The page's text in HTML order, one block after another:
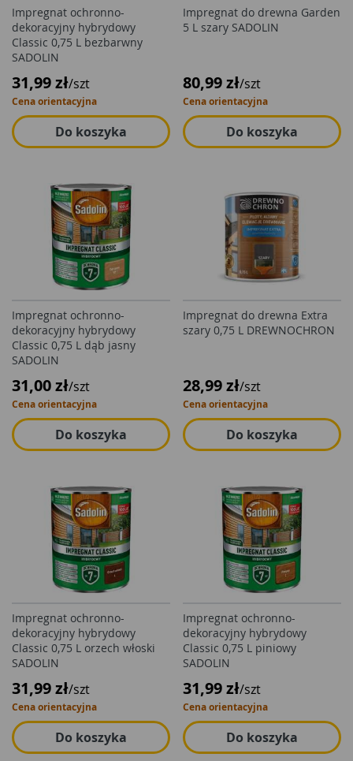
Impregnat ochronno-
dekoracyjny hybrydowy
Classic 0,75 L bezbarwny
SADOLIN
31,99 zł/szt
Cena orientacyjna
Do koszyka
Impregnat do drewna Garden
5 L szary SADOLIN
80,99 zł/szt
Cena orientacyjna
Do koszyka
Impregnat ochronno-
dekoracyjny hybrydowy
Classic 0,75 L dąb jasny
SADOLIN
31,00 zł/szt
Cena orientacyjna
Do koszyka
Impregnat do drewna Extra
szary 0,75 L DREWNOCHRON
28,99 zł/szt
Cena orientacyjna
Do koszyka
Impregnat ochronno-
dekoracyjny hybrydowy
Classic 0,75 L orzech włoski
SADOLIN
31,99 zł/szt
Cena orientacyjna
Do koszyka
Impregnat ochronno-
dekoracyjny hybrydowy
Classic 0,75 L piniowy
SADOLIN
31,99 zł/szt
Cena orientacyjna
Do koszyka